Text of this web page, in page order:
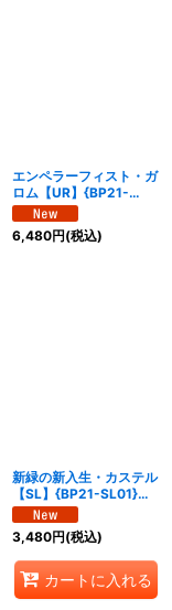
エンペラーフィスト・ガ
ロム【UR】{BP21-
U05}《ナイトメア》
6,480円(税込)
新緑の新入生・カステル
【SL】{BP21-SL01}
《エルフ》
3,480円(税込)
カートに入れる